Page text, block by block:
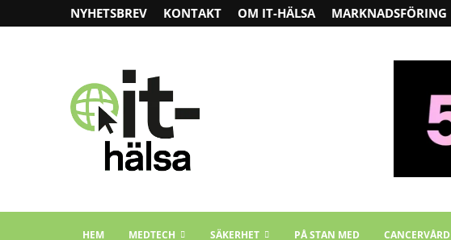
NYHETSBREV KONTAKT OM IT-HÄLSA MARKNADSFÖRING
HEM MEDTECH SÄKERHET PÅ STAN MED CANCERVÅRD